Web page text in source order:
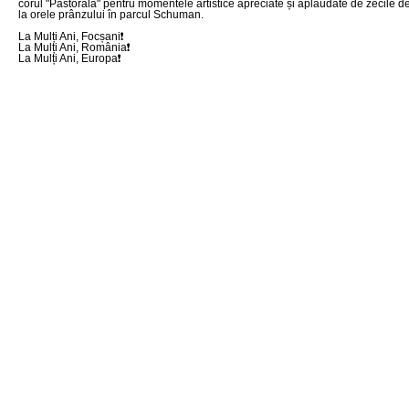
corul "Pastorala" pentru momentele artistice apreciate și aplaudate de zecile
la orele prânzului în parcul Schuman.
La Mulți Ani, Focșani❗️
La Mulți Ani, România❗️
La Mulți Ani, Europa❗️